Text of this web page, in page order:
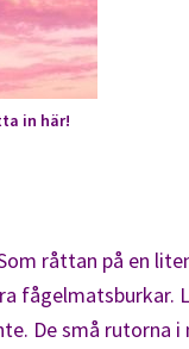
in här!
råttan på en
fågelmatsburkar.
De små rutorna